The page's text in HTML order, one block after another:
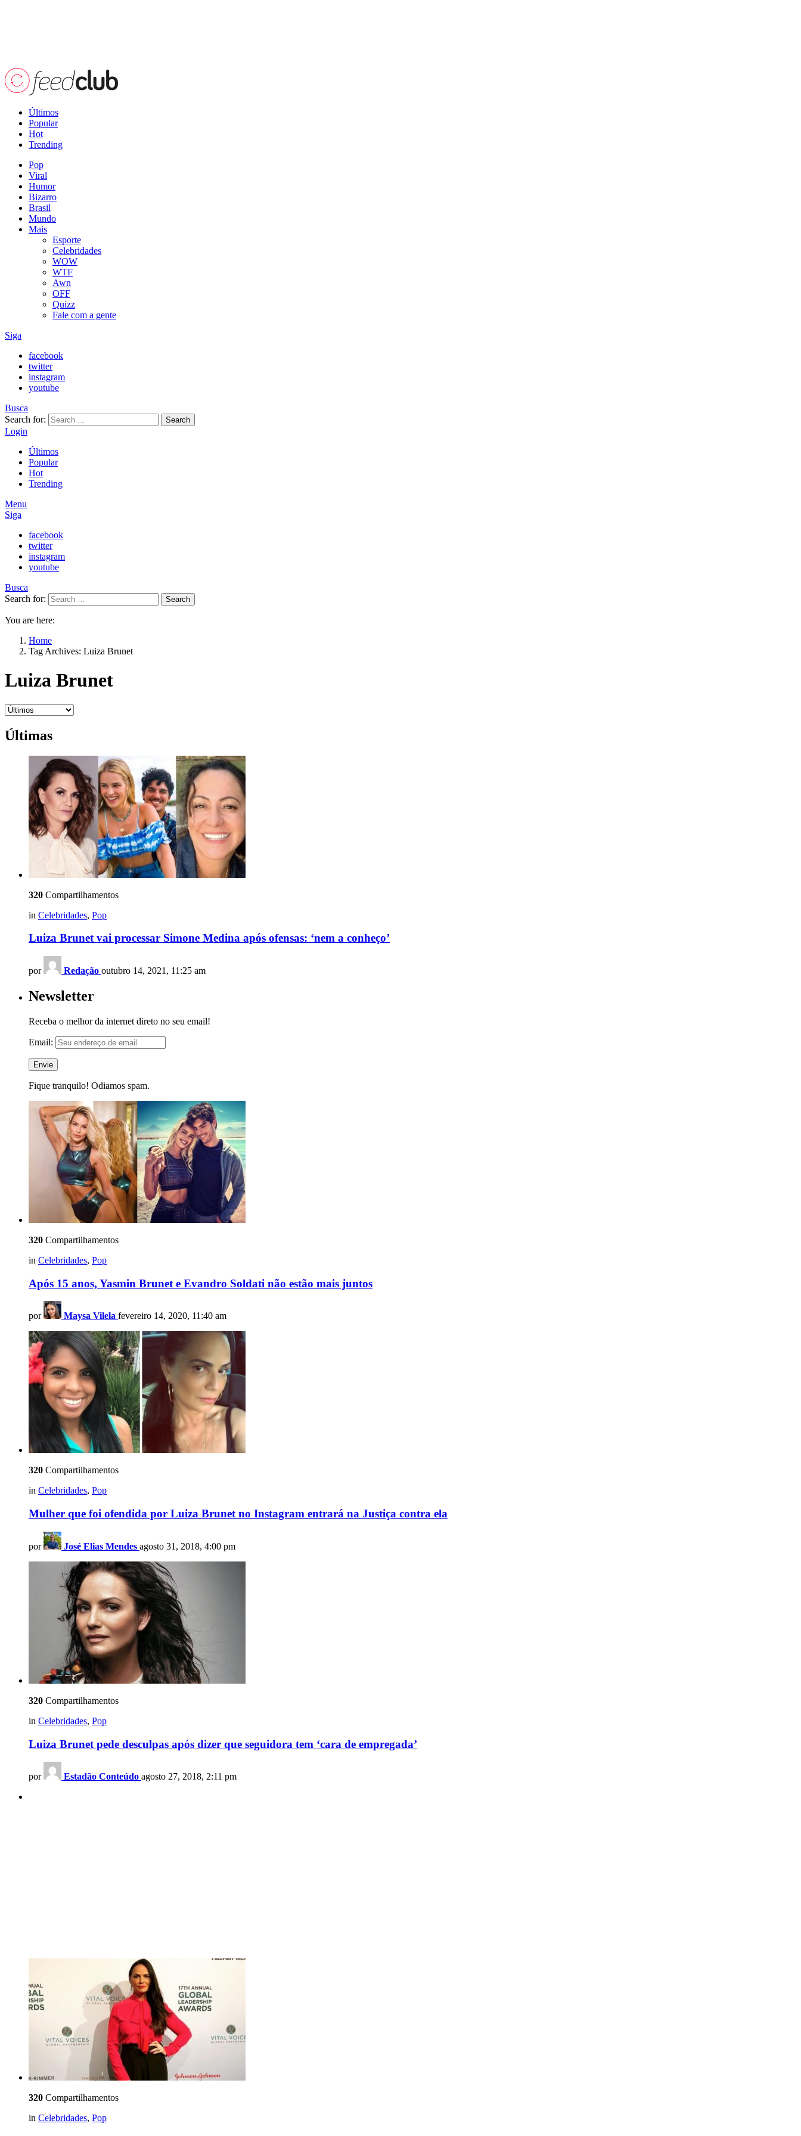
Últimos
Popular
Hot
Trending
Pop
Viral
Humor
Bizarro
Brasil
Mundo
Mais
Esporte
Celebridades
WOW
WTF
Awn
OFF
Quizz
Fale com a gente
Siga
facebook
twitter
instagram
youtube
Busca
Search for:
Search
Login
Últimos
Popular
Hot
Trending
Menu
Siga
facebook
twitter
instagram
youtube
Busca
Search for:
Search
You are here:
Home
Tag Archives: Luiza Brunet
Luiza Brunet
Últimas
320 Compartilhamentos
in Celebridades, Pop
Luiza Brunet vai processar Simone Medina após ofensas: ‘nem a conheço’
por Redação outubro 14, 2021, 11:25 am
Newsletter
Receba o melhor da internet direto no seu email!
Email:
Fique tranquilo! Odiamos spam.
320 Compartilhamentos
in Celebridades, Pop
Após 15 anos, Yasmin Brunet e Evandro Soldati não estão mais juntos
por Maysa Vilela fevereiro 14, 2020, 11:40 am
320 Compartilhamentos
in Celebridades, Pop
Mulher que foi ofendida por Luiza Brunet no Instagram entrará na Justiça contra ela
por José Elias Mendes agosto 31, 2018, 4:00 pm
320 Compartilhamentos
in Celebridades, Pop
Luiza Brunet pede desculpas após dizer que seguidora tem ‘cara de empregada’
por Estadão Conteúdo agosto 27, 2018, 2:11 pm
320 Compartilhamentos
in Celebridades, Pop